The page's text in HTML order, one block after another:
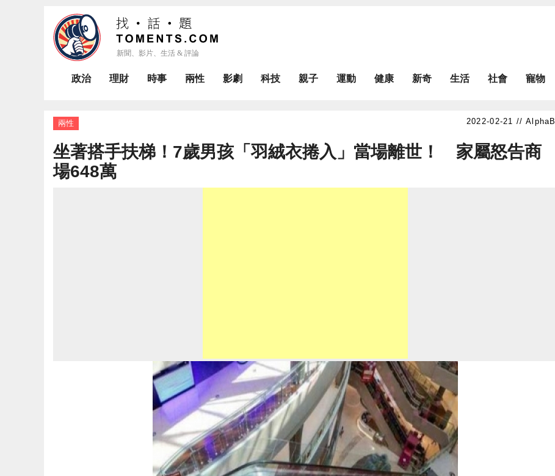
政治 理財 時事 兩性 影劇 科技 親子 運動 健康 新奇 生活 社會 寵物
兩性 AlphaB
坐著搭手扶梯！7歲男孩「羽絨衣捲入」當場離世！ 家屬怒告商
場648萬